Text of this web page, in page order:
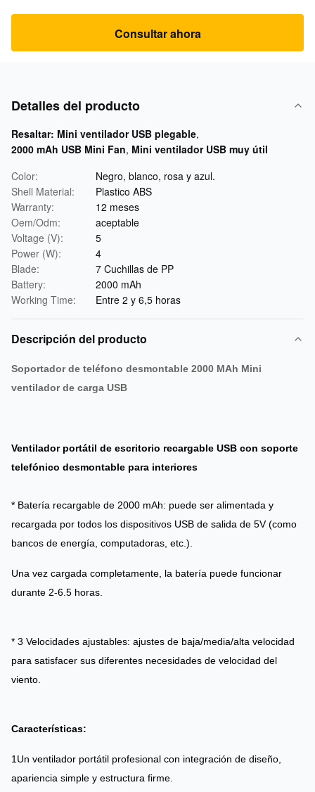
Consultar ahora
Detalles del producto
Resaltar: Mini ventilador USB plegable,
2000 mAh USB Mini Fan, Mini ventilador USB muy útil
Color:
Negro, blanco, rosa y azul.
Shell Material:
Plastico ABS
Warranty:
12 meses
Oem/Odm:
aceptable
Voltage (V):
5
Power (W):
4
Blade:
7 Cuchillas de PP
Battery:
2000 mAh
Working Time:
Entre 2 y 6,5 horas
Descripción del producto
Soportador de teléfono desmontable 2000 MAh Mini
ventilador de carga USB
Ventilador portátil de escritorio recargable USB con soporte
telefónico desmontable para interiores
* Batería recargable de 2000 mAh: puede ser alimentada y
recargada por todos los dispositivos USB de salida de 5V (como
bancos de energía, computadoras, etc.).
Una vez cargada completamente, la batería puede funcionar
durante 2-6.5 horas.
* 3 Velocidades ajustables: ajustes de baja/media/alta velocidad
para satisfacer sus diferentes necesidades de velocidad del
viento.
Características:
1Un ventilador portátil profesional con integración de diseño,
apariencia simple y estructura firme.